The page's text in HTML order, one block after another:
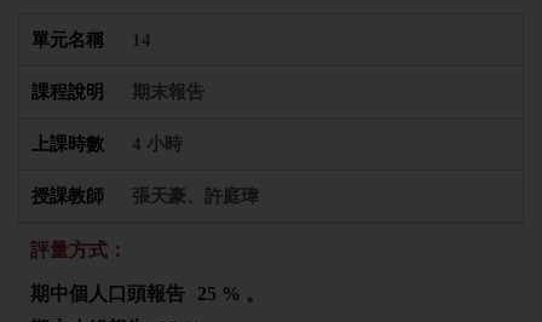
14
期末報告
4 小時
張天豪、許庭瑋
評量方式：
期中個人口頭報告
25 % 。